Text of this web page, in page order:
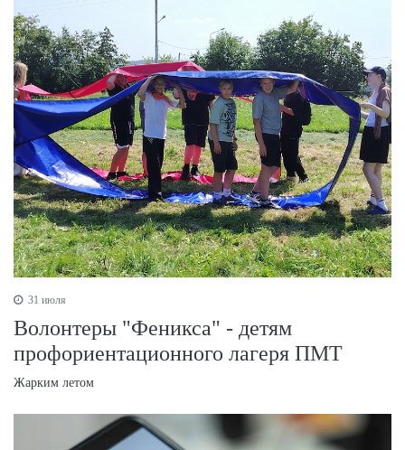
31 июля
Волонтеры "Феникса" - детям
профориентационного лагеря ПМТ
Жарким летом